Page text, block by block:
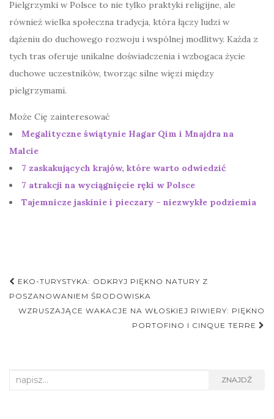
Pielgrzymki w Polsce to nie tylko praktyki religijne, ale
również wielka społeczna tradycja, która łączy ludzi w
dążeniu do duchowego rozwoju i wspólnej modlitwy. Każda z
tych tras oferuje unikalne doświadczenia i wzbogaca życie
duchowe uczestników, tworząc silne więzi między
pielgrzymami.
Może Cię zainteresować
Megalityczne świątynie Hagar Qim i Mnajdra na
Malcie
7 zaskakujących krajów, które warto odwiedzić
7 atrakcji na wyciągnięcie ręki w Polsce
Tajemnicze jaskinie i pieczary – niezwykłe podziemia
Nawigacja
postu
EKO-TURYSTYKA: ODKRYJ PIĘKNO NATURY Z
POSZANOWANIEM ŚRODOWISKA
WZRUSZAJĄCE WAKACJE NA WŁOSKIEJ RIWIERY: PIĘKNO
PORTOFINO I CINQUE TERRE
Search
ZNAJDŹ